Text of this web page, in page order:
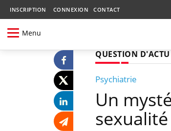
INSCRIPTION CONNEXION CONTACT
Menu
QUESTION D'ACTU
Psychiatrie
Un